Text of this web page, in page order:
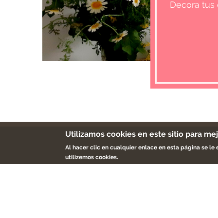
Decora
Inicio
Utilizamos cookies en este sitio para
Al hacer clic en cualquier enlace en esta página se
utilizemos cookies.